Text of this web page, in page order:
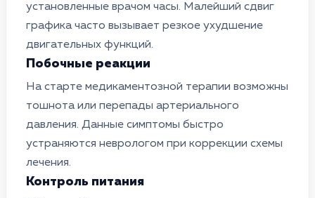
установленные врачом часы. Малейший сдвиг
графика часто вызывает резкое ухудшение
двигательных функций.
Побочные реакции
На старте медикаментозной терапии возможны
тошнота или перепады артериального
давления. Данные симптомы быстро
устраняются неврологом при коррекции схемы
лечения.
Контроль питания